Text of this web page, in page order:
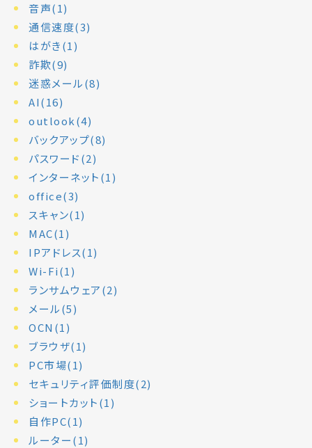
音声(1)
通信速度(3)
はがき(1)
詐欺(9)
迷惑メール(8)
AI(16)
outlook(4)
バックアップ(8)
パスワード(2)
インターネット(1)
office(3)
スキャン(1)
MAC(1)
IPアドレス(1)
Wi-Fi(1)
ランサムウェア(2)
メール(5)
OCN(1)
ブラウザ(1)
PC市場(1)
セキュリティ評価制度(2)
ショートカット(1)
自作PC(1)
ルーター(1)